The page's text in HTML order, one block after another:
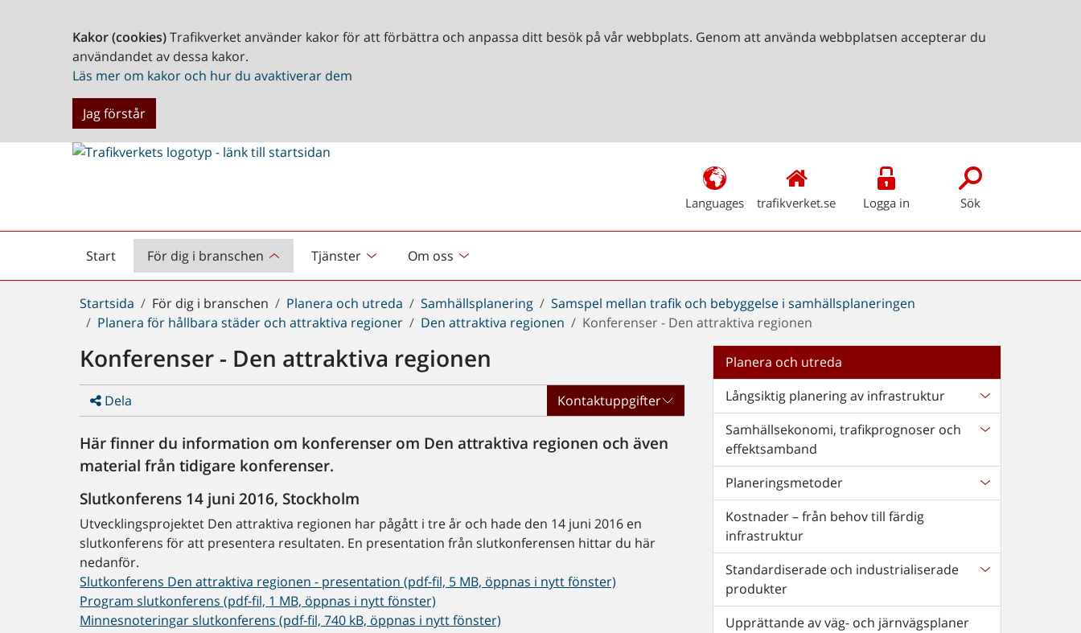
Kakor (cookies)Trafikverket använder kakor för att förbättra och anpassa ditt besök på vår webbplats. Genom att använda webbplatsen accepterar du
användandet av dessa kakor.
Läs mer om kakor och hur du avaktiverar dem
Jag förstår
Languages trafikverket.se Logga in Sök
Start
Startsida För dig i branschen Tjänster Om oss
Du
är
Startsida För dig i branschen Planera och utreda Samhällsplanering
Samspel mellan trafik och bebyggelse i samhällsplaneringen
Planera för hållbara städer och attraktiva regioner
Den attraktiva regionen Konferenser - Den attraktiva regionen
Konferenser - Den attraktiva regionen
Dela Kontaktuppgifter
Här finner du information om konferenser om Den attraktiva regionen och även
material från tidigare konferenser.
Slutkonferens 14 juni 2016, Stockholm
Utvecklingsprojektet Den attraktiva regionen har pågått i tre år och hade den 14 juni 2016 en
slutkonferens för att presentera resultaten. En presentation från slutkonferensen hittar du här
nedanför.
Slutkonferens Den attraktiva regionen - presentation (pdf-fil, 5 MB, öppnas i nytt fönster)
Program slutkonferens (pdf-fil, 1 MB, öppnas i nytt fönster)
Minnesnoteringar slutkonferens (pdf-fil, 740 kB, öppnas i nytt fönster)
Planera och utreda
Långsiktig planering av infrastruktur
Samhällsekonomi, trafikprognoser och
effektsamband
Planeringsmetoder
Kostnader – från behov till färdig
infrastruktur
Standardiserade och industrialiserade
produkter
Upprättande av väg- och järnvägsplaner